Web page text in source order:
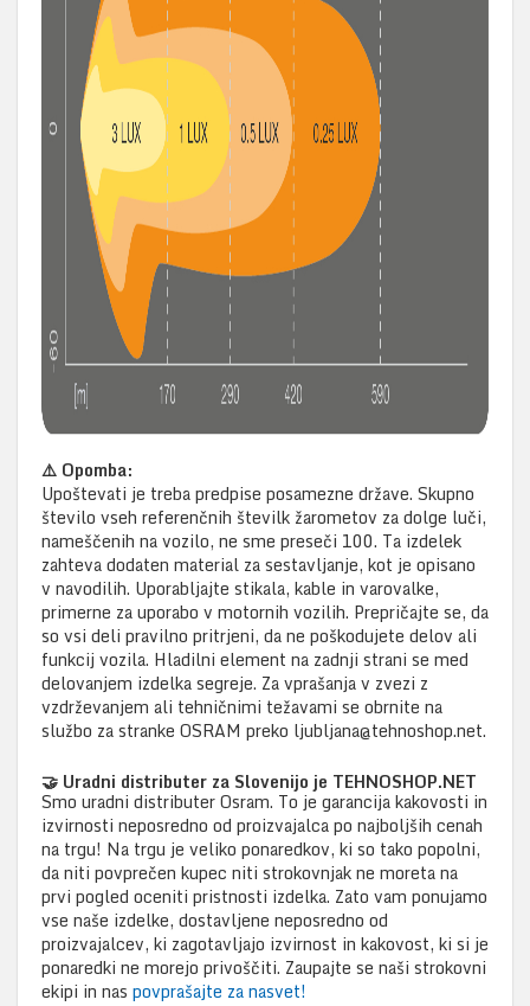
⚠️ Opomba:
Upoštevati je treba predpise posamezne države. Skupno
število vseh referenčnih številk žarometov za dolge luči,
nameščenih na vozilo, ne sme preseči 100. Ta izdelek
zahteva dodaten material za sestavljanje, kot je opisano
v navodilih. Uporabljajte stikala, kable in varovalke,
primerne za uporabo v motornih vozilih. Prepričajte se, da
so vsi deli pravilno pritrjeni, da ne poškodujete delov ali
funkcij vozila. Hladilni element na zadnji strani se med
delovanjem izdelka segreje. Za vprašanja v zvezi z
vzdrževanjem ali tehničnimi težavami se obrnite na
službo za stranke OSRAM preko ljubljana@tehnoshop.net.
🤝 Uradni distributer za Slovenijo je TEHNOSHOP.NET
Smo uradni distributer Osram. To je garancija kakovosti in
izvirnosti neposredno od proizvajalca po najboljših cenah
na trgu! Na trgu je veliko ponaredkov, ki so tako popolni,
da niti povprečen kupec niti strokovnjak ne moreta na
prvi pogled oceniti pristnosti izdelka. Zato vam ponujamo
vse naše izdelke, dostavljene neposredno od
proizvajalcev, ki zagotavljajo izvirnost in kakovost, ki si je
ponaredki ne morejo privoščiti. Zaupajte se naši strokovni
ekipi in nas povprašajte za nasvet!